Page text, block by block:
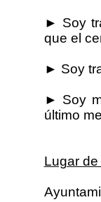
► Soy
que el
► Soy
► Soy
último
Lugar